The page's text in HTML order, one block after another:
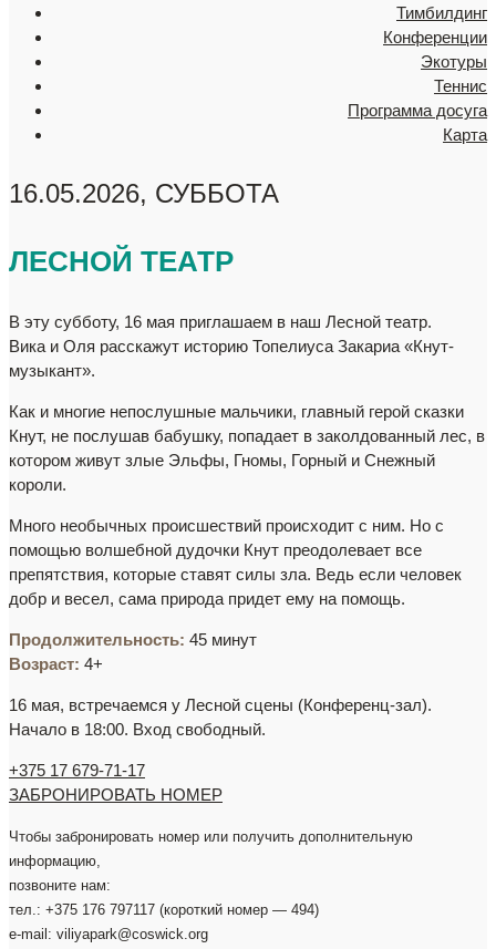
Тимбилдинг
Конференции
Экотуры
Теннис
Программа досуга
Карта
16.05.2026, СУББОТА
ЛЕСНОЙ ТЕАТР
В эту субботу, 16 мая приглашаем в наш Лесной театр.
Вика и Оля расскажут историю Топелиуса Закариа «Кнут-
музыкант».
Как и многие непослушные мальчики, главный герой сказки
Кнут, не послушав бабушку, попадает в заколдованный лес, в
котором живут злые Эльфы, Гномы, Горный и Снежный
короли.
Много необычных происшествий происходит с ним. Но с
помощью волшебной дудочки Кнут преодолевает все
препятствия, которые ставят силы зла. Ведь если человек
добр и весел, сама природа придет ему на помощь.
Продолжительность: 45 минут
Возраст: 4+
16 мая, встречаемся у Лесной сцены (Конференц-зал).
Начало в 18:00. Вход свободный.
+375 17 679-71-17
ЗАБРОНИРОВАТЬ НОМЕР
Чтобы забронировать номер или получить дополнительную
информацию,
позвоните нам:
тел.: +375 176 797117 (короткий номер — 494)
e-mail: viliyapark@coswick.org